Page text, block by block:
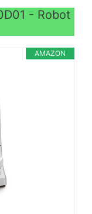
- Robot
AMAZON